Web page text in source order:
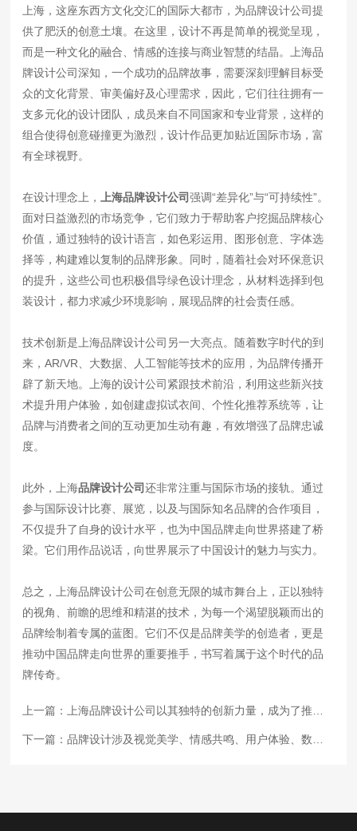
上海，这座东西方文化交汇的国际大都市，为品牌设计公司提
供了肥沃的创意土壤。在这里，设计不再是简单的视觉呈现，
而是一种文化的融合、情感的连接与商业智慧的结晶。上海品
牌设计公司深知，一个成功的品牌故事，需要深刻理解目标受
众的文化背景、审美偏好及心理需求，因此，它们往往拥有一
支多元化的设计团队，成员来自不同国家和专业背景，这样的
组合使得创意碰撞更为激烈，设计作品更加贴近国际市场，富
有全球视野。
在设计理念上， 上海品牌设计公司强调“差异化”与“可持续性”。
面对日益激烈的市场竞争，它们致力于帮助客户挖掘品牌核心
价值，通过独特的设计语言，如色彩运用、图形创意、字体选
择等，构建难以复制的品牌形象。同时，随着社会对环保意识
的提升，这些公司也积极倡导绿色设计理念，从材料选择到包
装设计，都力求减少环境影响，展现品牌的社会责任感。
技术创新是上海品牌设计公司另一大亮点。随着数字时代的到
来，AR/VR、大数据、人工智能等技术的应用，为品牌传播开
辟了新天地。上海的设计公司紧跟技术前沿，利用这些新兴技
术提升用户体验，如创建虚拟试衣间、个性化推荐系统等，让
品牌与消费者之间的互动更加生动有趣，有效增强了品牌忠诚
度。
此外，上海品牌设计公司还非常注重与国际市场的接轨。通过
参与国际设计比赛、展览，以及与国际知名品牌的合作项目，
不仅提升了自身的设计水平，也为中国品牌走向世界搭建了桥
梁。它们用作品说话，向世界展示了中国设计的魅力与实力。
总之，上海品牌设计公司在创意无限的城市舞台上，正以独特
的视角、前瞻的思维和精湛的技术，为每一个渴望脱颖而出的
品牌绘制着专属的蓝图。它们不仅是品牌美学的创造者，更是
推动中国品牌走向世界的重要推手，书写着属于这个时代的品
牌传奇。
上一篇： 上海品牌设计公司以其独特的创新力量，成为了推动中国品牌走向世界的重要力量
下一篇：品牌设计涉及视觉美学、情感共鸣、用户体验、数字营销